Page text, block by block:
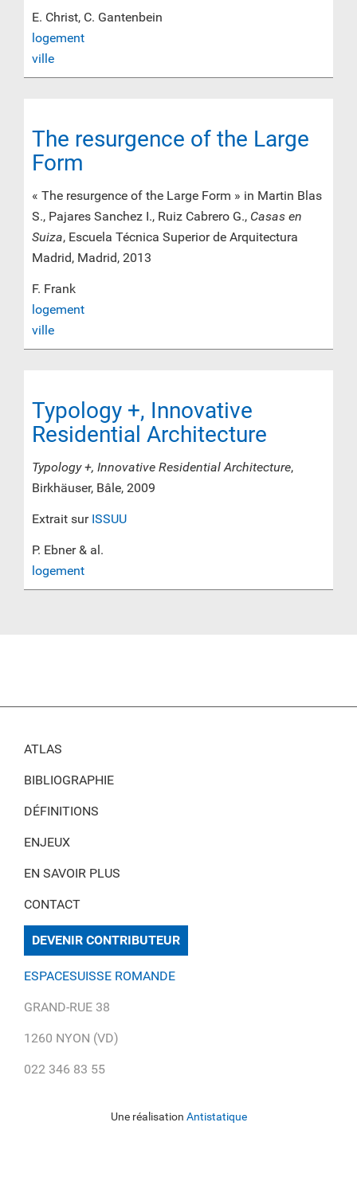
E. Christ, C. Gantenbein
logement
ville
The resurgence of the Large
Form
« The resurgence of the Large Form » in Martin Blas
S., Pajares Sanchez I., Ruiz Cabrero G., Casas en
Suiza, Escuela Técnica Superior de Arquitectura
Madrid, Madrid, 2013
F. Frank
logement
ville
Typology +, Innovative
Residential Architecture
Typology +, Innovative Residential Architecture,
Birkhäuser, Bâle, 2009
Extrait sur ISSUU
P. Ebner & al.
logement
ATLAS
BIBLIOGRAPHIE
DÉFINITIONS
ENJEUX
EN SAVOIR PLUS
CONTACT
DEVENIR CONTRIBUTEUR
ESPACESUISSE ROMANDE
GRAND-RUE 38
1260 NYON (VD)
022 346 83 55
Une réalisation Antistatique